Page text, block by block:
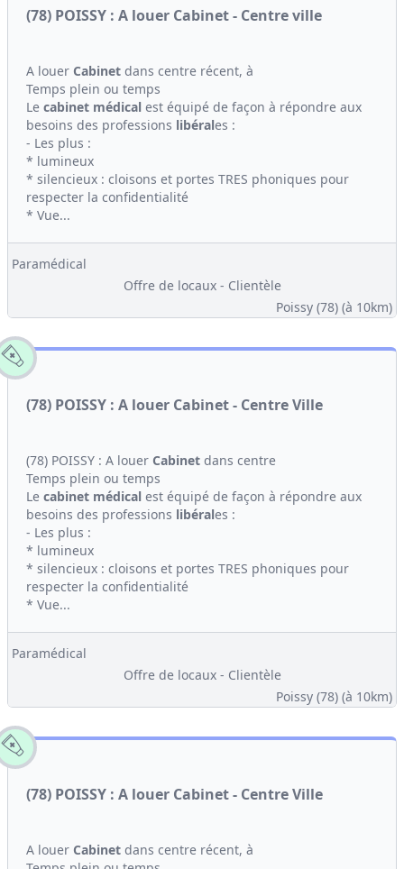
(78) POISSY : A louer Cabinet - Centre ville
A louer Cabinet dans centre récent, à
Temps plein ou temps
Le cabinet médical est équipé de façon à répondre aux
besoins des professions libérales :
- Les plus :
* lumineux
* silencieux : cloisons et portes TRES phoniques pour
respecter la confidentialité
* Vue...
Paramédical
Offre de locaux - Clientèle
Poissy (78) (à 10km)
(78) POISSY : A louer Cabinet - Centre Ville
(78) POISSY : A louer Cabinet dans centre
Temps plein ou temps
Le cabinet médical est équipé de façon à répondre aux
besoins des professions libérales :
- Les plus :
* lumineux
* silencieux : cloisons et portes TRES phoniques pour
respecter la confidentialité
* Vue...
Paramédical
Offre de locaux - Clientèle
Poissy (78) (à 10km)
(78) POISSY : A louer Cabinet - Centre Ville
A louer Cabinet dans centre récent, à